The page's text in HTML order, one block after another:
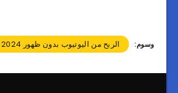
وسوم: الربح من اليوتيوب بدون ظهور 2024